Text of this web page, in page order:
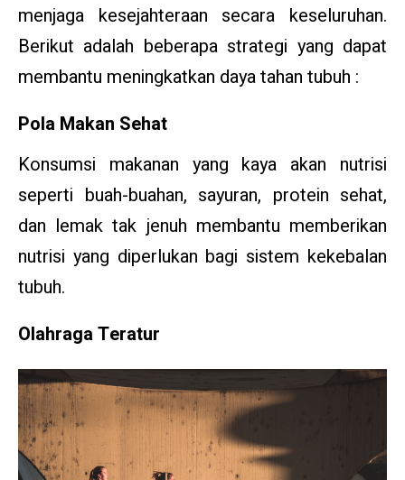
menjaga kesejahteraan secara keseluruhan.
Berikut adalah beberapa strategi yang dapat
membantu meningkatkan daya tahan tubuh :
Pola Makan Sehat
Konsumsi makanan yang kaya akan nutrisi
seperti buah-buahan, sayuran, protein sehat,
dan lemak tak jenuh membantu memberikan
nutrisi yang diperlukan bagi sistem kekebalan
tubuh.
Olahraga Teratur